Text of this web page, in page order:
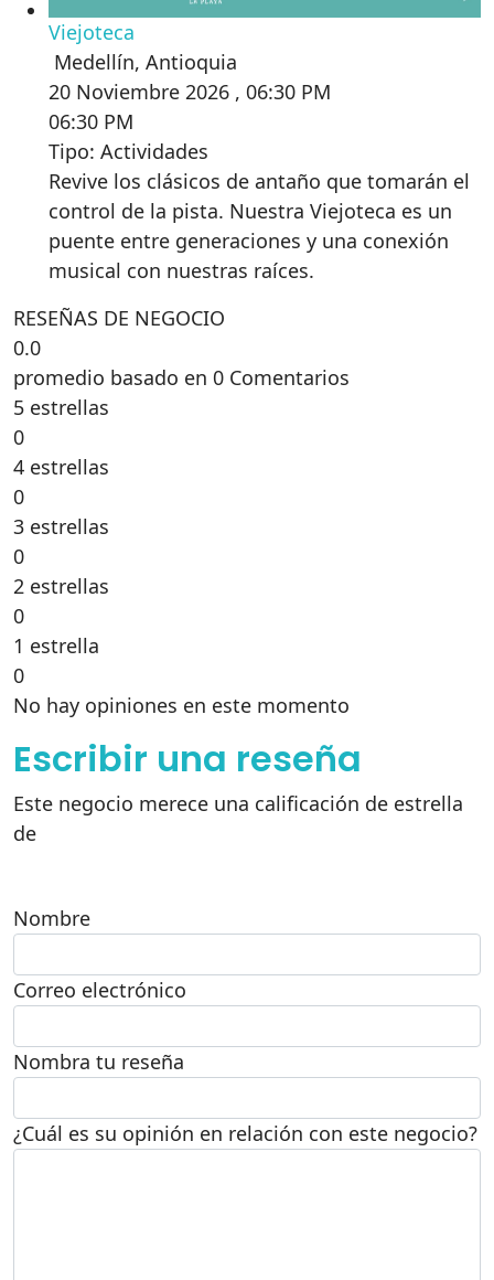
Viejoteca
Medellín, Antioquia
20 Noviembre 2026 , 06:30 PM
06:30 PM
Tipo: Actividades
Revive los clásicos de antaño que tomarán el
control de la pista. Nuestra Viejoteca es un
puente entre generaciones y una conexión
musical con nuestras raíces.
RESEÑAS DE NEGOCIO
0.0
promedio basado en 0 Comentarios
5 estrellas
0
4 estrellas
0
3 estrellas
0
2 estrellas
0
1 estrella
0
No hay opiniones en este momento
Escribir una reseña
Este negocio merece una calificación de estrella
de
Nombre
Correo electrónico
Nombra tu reseña
¿Cuál es su opinión en relación con este negocio?